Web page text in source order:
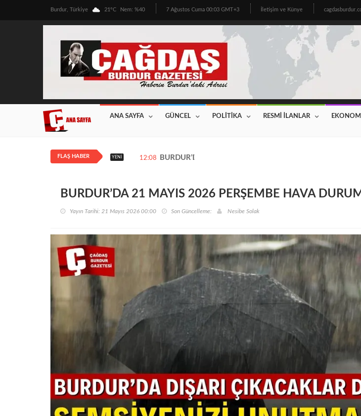
Burdur, Türkiye 21°C Nem: %40 7 Ağustos Cuma 00:03 GMT+3 İletişim ve Künye
ANA SAYFA GÜNCEL POLİTİKA RESMİ İLANLAR EKONOMİ
FLAŞ HABER YENI 12:08 BURDUR’DA ÜRETİCİNİN BEKLEDİĞİ HABER GELDİ! 2026
BURDUR’DA 21 MAYIS 2026 PERŞEMBE HAVA
Yayın Tarihi: 21 Mayıs 2026 00:00 Son Güncelleme: Nesibe Solak